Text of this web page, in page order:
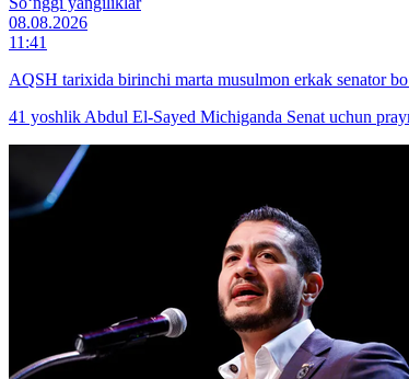
08.08.2026
11:41
AQSH tarixida birinchi marta musulmon erkak senator
41 yoshlik Abdul El-Sayed Michiganda Senat uchun